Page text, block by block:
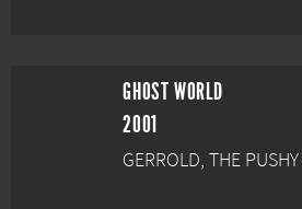
GHOST WORLD
2001
GERROLD, THE